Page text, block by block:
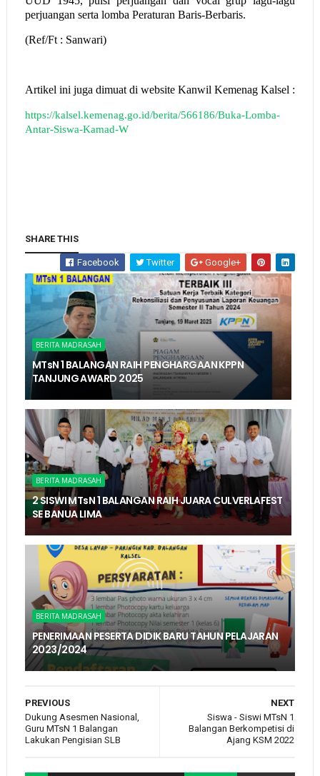
perjuangan serta lomba Peraturan Baris-Berbaris.
(Ref/Ft : Sanwari)
Artikel ini juga dimuat di website Kanwil Kemenag Kalsel :
https://kalsel.kemenag.go.id/berita/566186/Buka-Lomba-
Antar-Siswa-Kamad-W
SHARE THIS
Facebook Twitter Google+
BERITA MADRASAH
MTsN 1 BALANGAN RAIH PENGHARGAAN KPPN
TANJUNG AWARD 2025
BERITA MADRASAH
2 SISWI MTsN 1 BALANGAN RAIH JUARA CULVERLAFEST
SE BANUA LIMA
BERITA MADRASAH
PENERIMAAN PESERTA DIDIK BARU TAHUN PELAJARAN
2023/2024
NEXT
Siswa - Siswi MTsN 1
Balangan Berkompetisi di
Ajang KSM 2022
PREVIOUS
Dukung Asesmen Nasional,
Guru MTsN 1 Balangan
Lakukan Pengisian SLB